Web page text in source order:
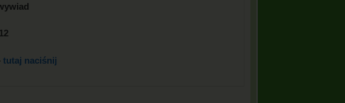
tutaj naciśnij